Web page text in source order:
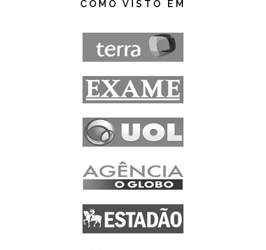
COMO VISTO EM